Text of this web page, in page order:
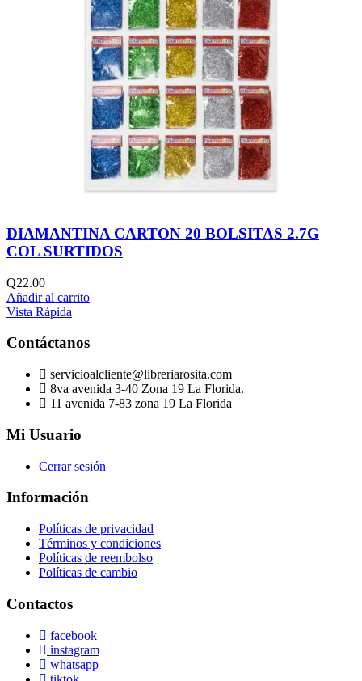
DIAMANTINA CARTON 20 BOLSITAS 2.7G
COL SURTIDOS
Q22.00
Añadir al carrito
Vista Rápida
Contáctanos
servicioalcliente@libreriarosita.com
8va avenida 3-40 Zona 19 La Florida.
11 avenida 7-83 zona 19 La Florida
Mi Usuario
Cerrar sesión
Información
Políticas de privacidad
Términos y condiciones
Políticas de reembolso
Políticas de cambio
Contactos
facebook
instagram
whatsapp